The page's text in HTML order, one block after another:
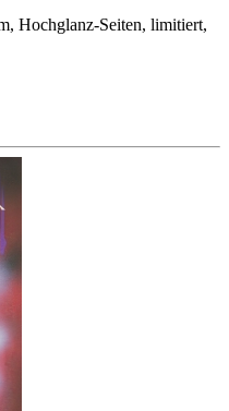
Hochglanz-Seiten, limitiert,